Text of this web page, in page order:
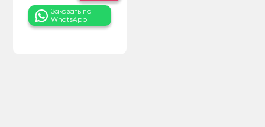
Заказать по
WhatsApp